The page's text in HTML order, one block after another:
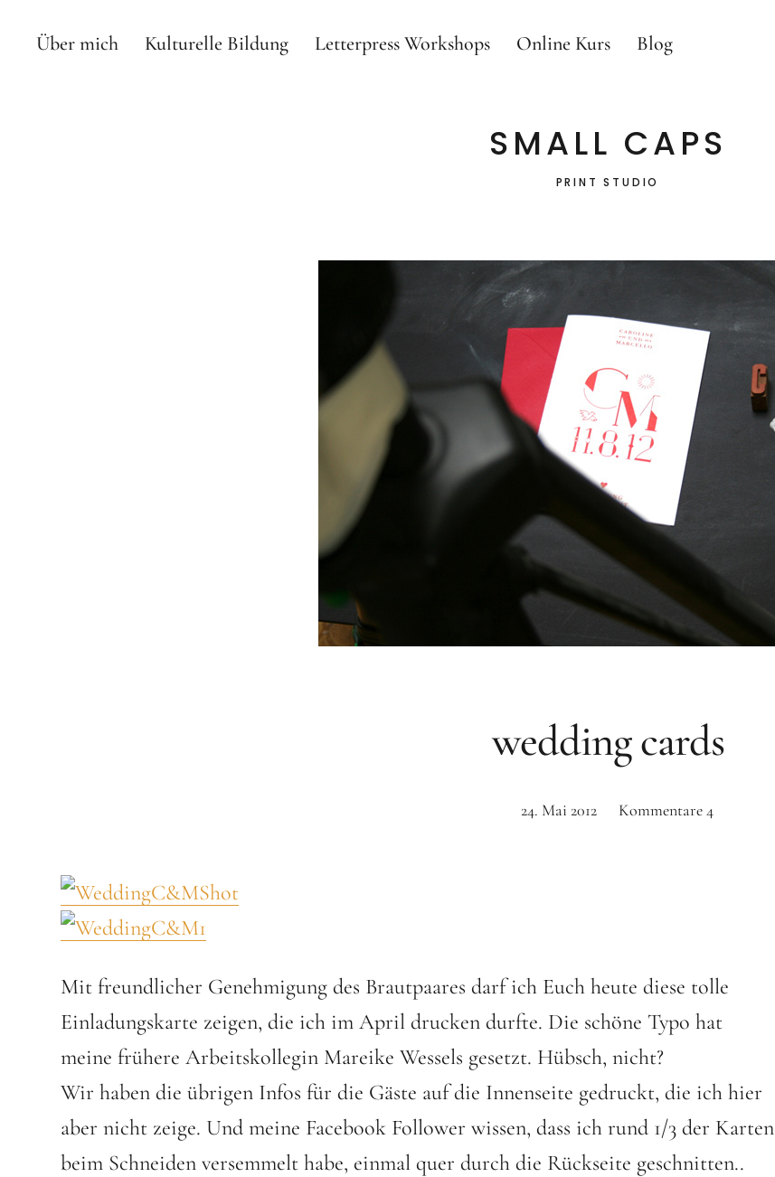
Über mich Kulturelle Bildung Letterpress Workshops Online Kurs Blog
SMALL CAPS
PRINT STUDIO
wedding cards
24. Mai 2012 Kommentare 4
Mit freundlicher Genehmigung des Brautpaares darf ich Euch heute diese tolle
Einladungskarte zeigen, die ich im April drucken durfte. Die schöne Typo hat
meine frühere Arbeitskollegin Mareike Wessels gesetzt. Hübsch, nicht?
Wir haben die übrigen Infos für die Gäste auf die Innenseite gedruckt, die ich hier
aber nicht zeige. Und meine Facebook Follower wissen, dass ich rund 1/3 der Karten
beim Schneiden versemmelt habe, einmal quer durch die Rückseite geschnitten..